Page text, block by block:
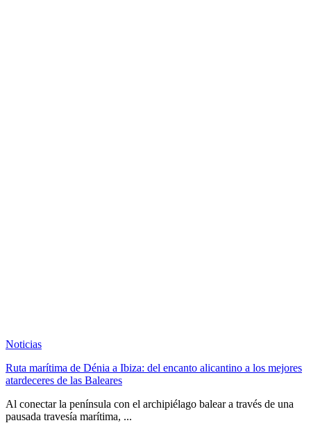
Noticias
Ruta marítima de Dénia a Ibiza: del encanto alicantino a los mejores
atardeceres de las Baleares
Al conectar la península con el archipiélago balear a través de una
pausada travesía marítima, ...